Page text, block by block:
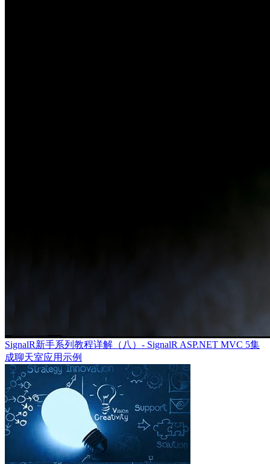
SignalR新手系列教程详解（八）- SignalR ASP.NET MVC 5集
成聊天室应用示例